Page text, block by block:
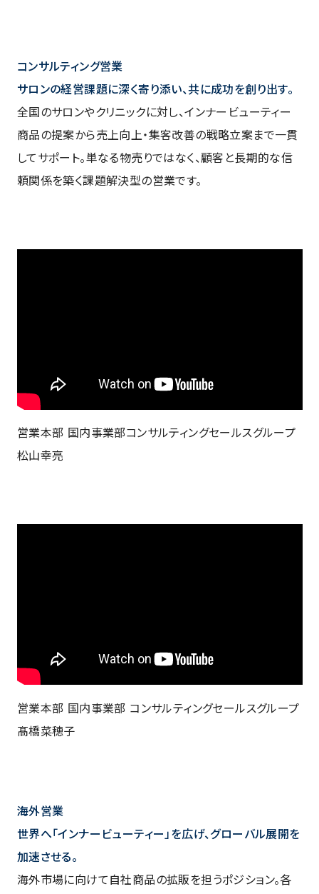
コンサルティング営業
サロンの経営課題に深く寄り添い、共に成功を創り出す。
全国のサロンやクリニックに対し、インナービューティー
商品の提案から売上向上・集客改善の戦略立案まで一貫
してサポート。単なる物売りではなく、顧客と長期的な信
頼関係を築く課題解決型の営業です。
営業本部 国内事業部コンサルティングセールスグループ
松山幸亮
営業本部 国内事業部 コンサルティングセールスグループ
髙橋菜穂子
海外営業
世界へ「インナービューティー」を広げ、グローバル展開を
加速させる。
海外市場に向けて自社商品の拡販を担うポジション。各